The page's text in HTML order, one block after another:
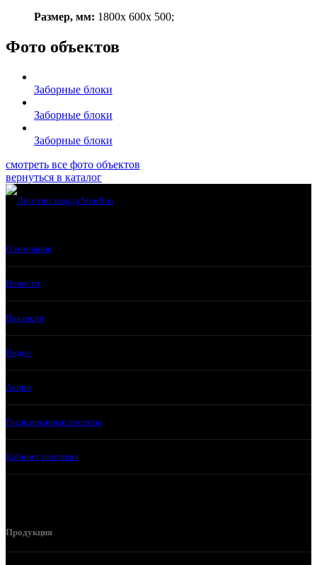
Размер, мм: 1800x 600x 500;
Фото объектов
Заборные блоки
Заборные блоки
Заборные блоки
смотреть все фото объектов
вернуться в каталог
О компании
Новости
Вакансии
Видео
Акции
Реализованные проекты
Кабинет партнера
Продукция